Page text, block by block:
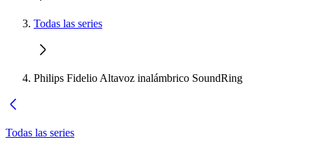
Todas las series
Philips Fidelio Altavoz inalámbrico SoundRing
Todas las series